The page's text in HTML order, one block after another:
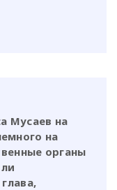
Мусаев на
на
органы